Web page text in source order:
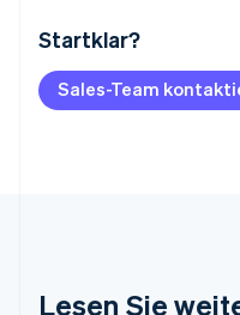
Startklar?
Sales-Team
Lesen Sie
Australien
Belgien
NederlandsFrançais
DeutschEnglish